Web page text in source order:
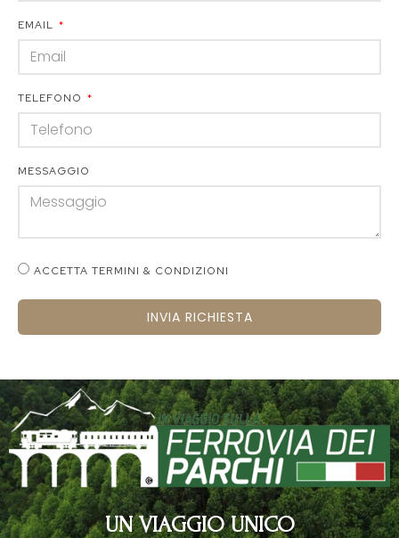
EMAIL
TELEFONO
MESSAGGIO
ACCETTA TERMINI & CONDIZIONI
INVIA RICHIESTA
UN VIAGGIO UNICO